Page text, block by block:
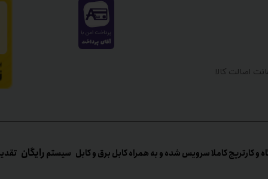
اصالت کالا
و کارتریج کاملا سرویس شده و به همراه کابل برق و کابل سیستم رایگان